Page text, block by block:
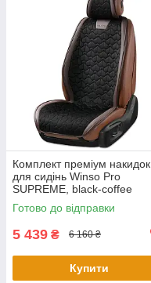
Комплект преміум накидок
для сидінь Winso Pro
SUPREME, black-coffee
Готово до відправки
5 439 ₴ 6 160 ₴
Купити